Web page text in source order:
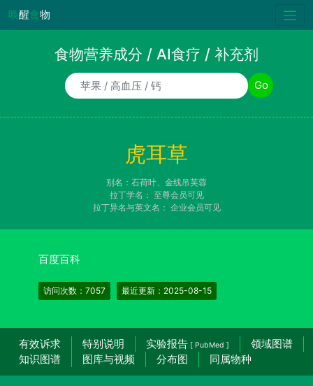
唤醒食物
食物营养成分 / AI食疗 / 补充剂
食物/AI食疗诉求/补充剂名称 Go
虎耳草
别名：石荷叶、金线吊芙蓉
拉丁学名： 至尊会员可见
拉丁异名与英文名： 企业会员可见
百度百科
访问次数：7057 最近更新：2025-08-15
有效诉求 特别说明 实验报告 [ PubMed ]
领域图谱
知识图谱
图库与视频 分布图 同属物种